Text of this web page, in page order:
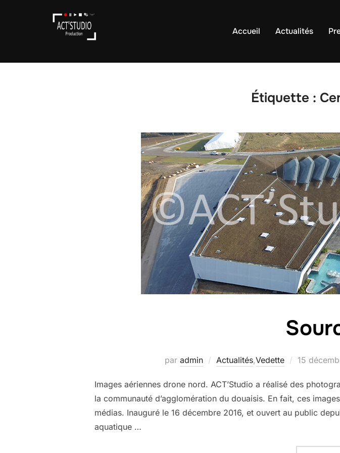
Accueil Actualités
Étiquette :
par admin Actualités,Vedette 15
Images aériennes drone nord. ACT’Studio a réalisé des
la communauté d’agglomération du douaisis. En fait, ces
médias. Inauguré le 16 décembre 2016, et ouvert au public
aquatique …